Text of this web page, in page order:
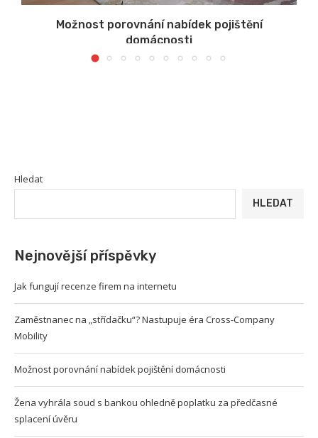
Možnost porovnání nabídek pojištění
domácnosti
Hledat
HLEDAT
Nejnovější příspěvky
Jak fungují recenze firem na internetu
Zaměstnanec na „střídačku“? Nastupuje éra Cross-Company
Mobility
Možnost porovnání nabídek pojištění domácnosti
Žena vyhrála soud s bankou ohledně poplatku za předčasné
splacení úvěru